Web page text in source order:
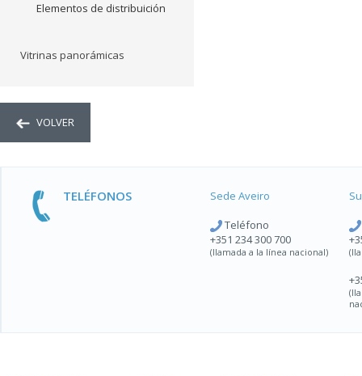
Elementos de distribuición
Vitrinas panorámicas
VOLVER
TELÉFONOS
Sede Aveiro
Teléfono
+351 234 300 700
(llamada a la línea nacional)